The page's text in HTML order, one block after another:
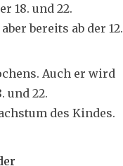
18. und 22.
bereits ab der 12.
Auch er wird
und 22.
des Kindes.